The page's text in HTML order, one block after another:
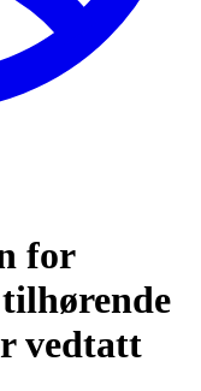
for
vedtatt